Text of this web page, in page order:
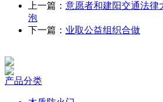
上一篇： 意愿者和建阳交通法律
泡
下一篇： 业取公益组织合做
产品分类